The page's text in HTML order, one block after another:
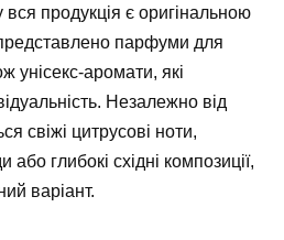
продукція є оригінальною
парфуми для
унісекс-аромати, які
Незалежно від
свіжі цитрусові ноти,
або глибокі східні композиції,
варіант.